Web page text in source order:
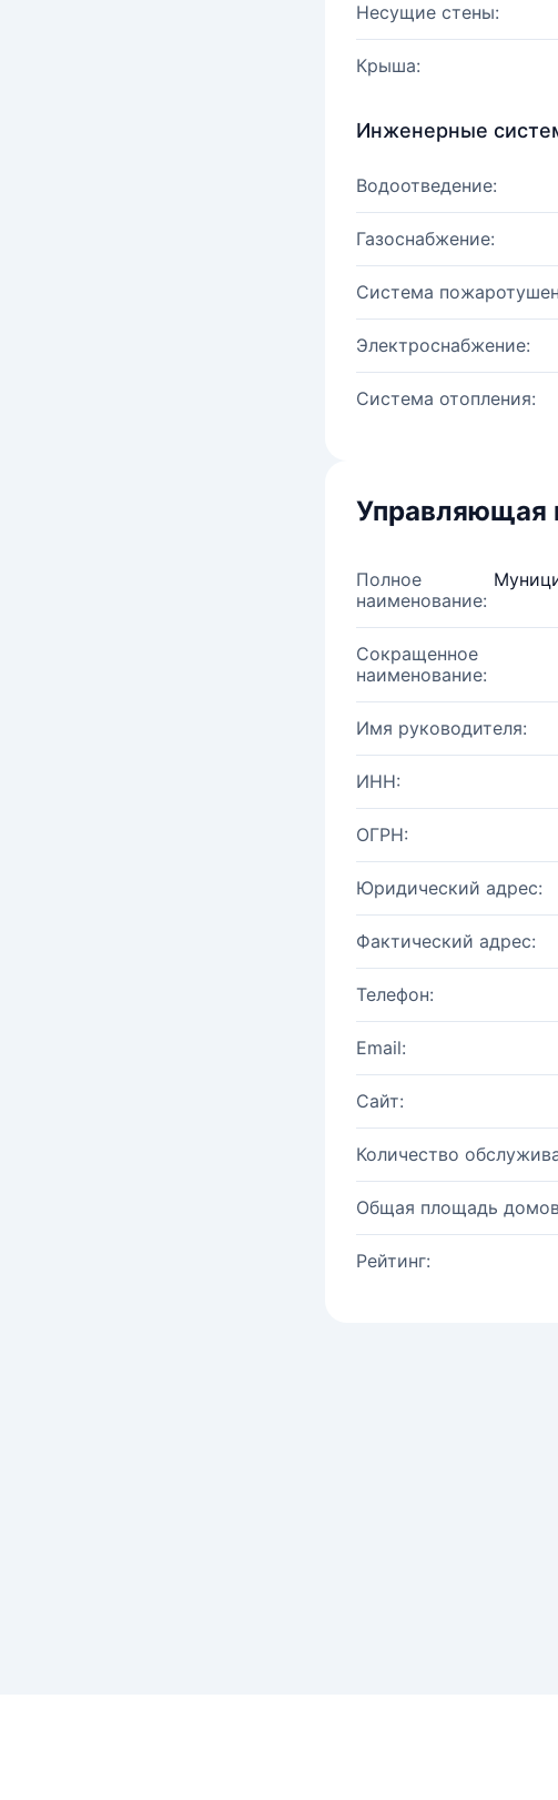
Несущие стены:
Крыша:
Инженерные
Водоотведение:
Газоснабжение:
Система
Электроснабжение:
Система отопления:
Управляющая
Полное
наименование:
Сокращенное
наименование:
Имя руководителя:
ИНН:
ОГРН:
Юридический адрес:
Фактический адрес:
Телефон:
Email:
Сайт:
Количество
Общая площадь
Рейтинг: